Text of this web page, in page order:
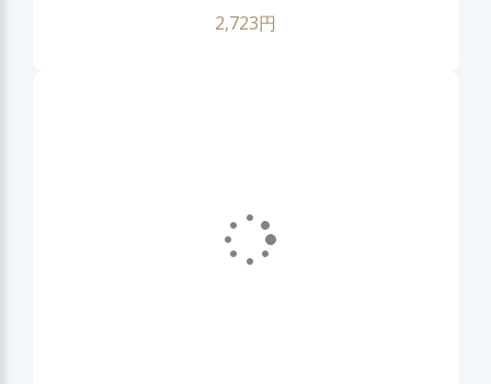
ク
2,723円